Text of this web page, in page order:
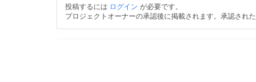
投稿するには ログイン が必要です。
プロジェクトオーナーの承認後に掲載されます。承認され